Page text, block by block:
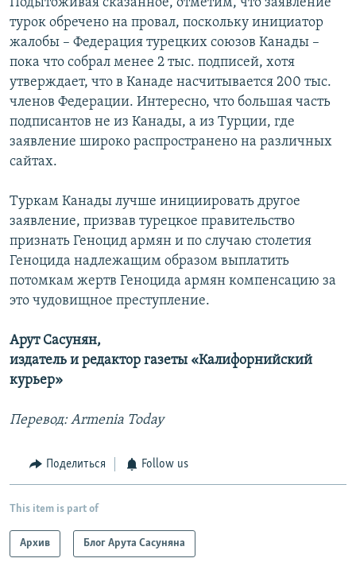
Подытоживая сказанное, отметим, что заявление
турок обречено на провал, поскольку инициатор
жалобы – Федерация турецких союзов Канады –
пока что собрал менее 2 тыс. подписей, хотя
утверждает, что в Канаде насчитывается 200 тыс.
членов Федерации. Интересно, что большая часть
подписантов не из Канады, а из Турции, где
заявление широко распространено на различных
сайтах.
Туркам Канады лучше инициировать другое
заявление, призвав турецкое правительство
признать Геноцид армян и по случаю столетия
Геноцида надлежащим образом выплатить
потомкам жертв Геноцида армян компенсацию за
это чудовищное преступление.
Арут Сасунян,
издатель и редактор газеты «Калифорнийский
курьер»
Перевод: Armenia Today
Поделиться Follow us
This item is part of
Архив Блог Арута Сасуняна